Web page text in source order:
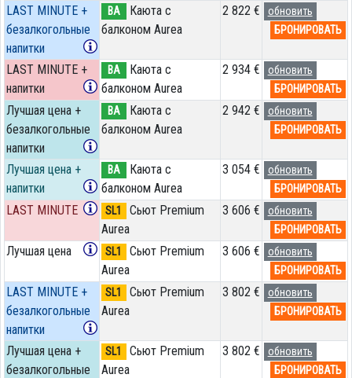
LAST MINUTE +
безалкогольные
напитки
BA
Каюта с
балконом Aurea
2 822 €
обновить
БРОНИРОВАТЬ
LAST MINUTE +
напитки
BA
Каюта с
балконом Aurea
2 934 €
обновить
БРОНИРОВАТЬ
Лучшая цена +
безалкогольные
напитки
BA
Каюта с
балконом Aurea
2 942 €
обновить
БРОНИРОВАТЬ
Лучшая цена +
напитки
BA
Каюта с
балконом Aurea
3 054 €
обновить
БРОНИРОВАТЬ
LAST MINUTE SL1
Сьют Premium
Aurea
3 606 €
обновить
БРОНИРОВАТЬ
Лучшая цена SL1
Сьют Premium
Aurea
3 606 €
обновить
БРОНИРОВАТЬ
LAST MINUTE +
безалкогольные
напитки
SL1
Сьют Premium
Aurea
3 802 €
обновить
БРОНИРОВАТЬ
Лучшая цена +
безалкогольные
SL1
Сьют Premium
Aurea
3 802 €
обновить
БРОНИРОВАТЬ